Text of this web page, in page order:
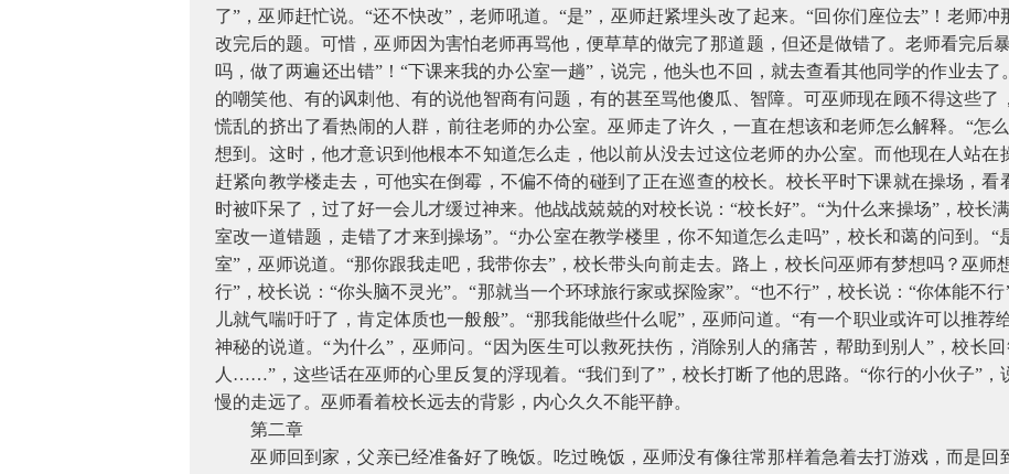
了”，巫师赶忙说。“还不快改”，老师吼道。“是”，巫师赶紧埋头改了起来。“回你们座位去”！老师
改完后的题。可惜，巫师因为害怕老师再骂他，便草草的做完了那道题，但还是做错了。老师看完后
吗，做了两遍还出错”！“下课来我的办公室一趟”，说完，他头也不回，就去查看其他同学的作业去
的嘲笑他、有的讽刺他、有的说他智商有问题，有的甚至骂他傻瓜、智障。可巫师现在顾不得这些了
慌乱的挤出了看热闹的人群，前往老师的办公室。巫师走了许久，一直在想该和老师怎么解释。“怎
想到。这时，他才意识到他根本不知道怎么走，他以前从没去过这位老师的办公室。而他现在人站在
赶紧向教学楼走去，可他实在倒霉，不偏不倚的碰到了正在巡查的校长。校长平时下课就在操场，看
时被吓呆了，过了好一会儿才缓过神来。他战战兢兢的对校长说：“校长好”。“为什么来操场”，校长
室改一道错题，走错了才来到操场”。“办公室在教学楼里，你不知道怎么走吗”，校长和蔼的问到。
室”，巫师说道。“那你跟我走吧，我带你去”，校长带头向前走去。路上，校长问巫师有梦想吗？巫师
行”，校长说：“你头脑不灵光”。“那就当一个环球旅行家或探险家”。“也不行”，校长说：“你体能不
儿就气喘吁吁了，肯定体质也一般般”。“那我能做些什么呢”，巫师问道。“有一个职业或许可以推荐
神秘的说道。“为什么”，巫师问。“因为医生可以救死扶伤，消除别人的痛苦，帮助到别人”，校长
人……”，这些话在巫师的心里反复的浮现着。“我们到了”，校长打断了他的思路。“你行的小伙子”，
慢的走远了。巫师看着校长远去的背影，内心久久不能平静。
第二章
巫师回到家，父亲已经准备好了晚饭。吃过晚饭，巫师没有像往常那样着急着去打游戏，而是回